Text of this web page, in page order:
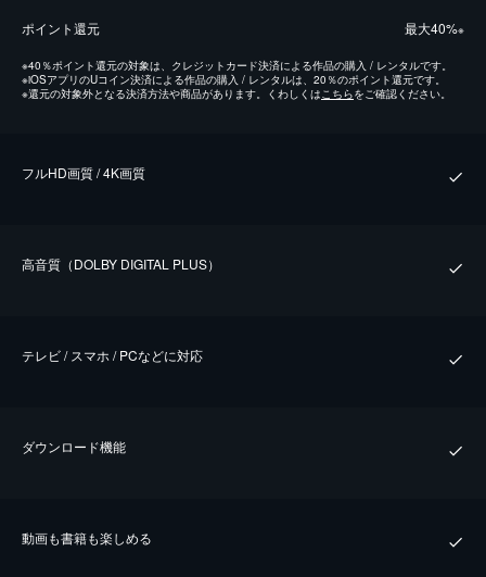
ポイント還元 最⼤40%※
※40％ポイント還元の対象は、クレジットカード決済による作品の購入 / レンタルです。
※iOSアプリのUコイン決済による作品の購入 / レンタルは、20％のポイント還元です。
※還元の対象外となる決済方法や商品があります。くわしくはこちらをご確認ください。
フルHD画質 / 4K画質
⾼⾳質（DOLBY DIGITAL PLUS）
テレビ / スマホ / PCなどに対応
ダウンロード機能
動画も書籍も楽しめる